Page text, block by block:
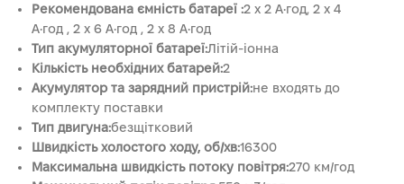
Рекомендована ємність батареї :2 x 2 А•год, 2 x 4
А•год , 2 x 6 А•год , 2 x 8 А•год
Тип акумуляторної батареї:Літій-іонна
Кількість необхідних батарей:2
Акумулятор та зарядний пристрій:не входять до
комплекту поставки
Тип двигуна:безщітковий
Швидкість холостого ходу, об/хв:16300
Максимальна швидкість потоку повітря:270 км/год